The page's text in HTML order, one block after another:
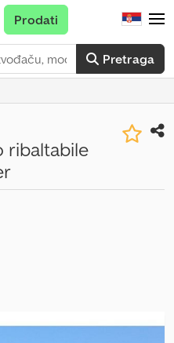
Pretraga
Prodati
ribaltabile